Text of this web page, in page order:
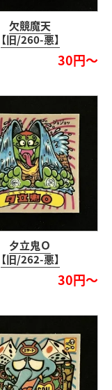
欠競魔天
【旧/260-悪】
30円～
夕立鬼Ｏ
【旧/262-悪】
30円～